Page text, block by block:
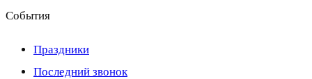
События
Праздники
Последний звонок